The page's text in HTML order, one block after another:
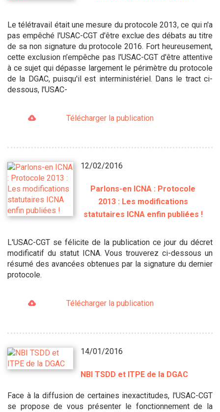
Le télétravail était une mesure du protocole 2013, ce qui n'a
pas empêché l'USAC-CGT d'être exclue des débats au titre
de sa non signature du protocole 2016. Fort heureusement,
cette exclusion n’empêche pas l'USAC-CGT d'être attentive
à ce sujet qui dépasse largement le périmètre du protocole
de la DGAC, puisqu'il est interministériel. Dans le tract ci-
dessous, l'USAC-
Télécharger la publication
12/02/2016
Parlons-en ICNA : Protocole
2013 : Les modifications
statutaires ICNA enfin publiées !
L'USAC-CGT se félicite de la publication ce jour du décret
modificatif du statut ICNA. Vous trouverez ci-dessous un
résumé des avancées obtenues par la signature du dernier
protocole.
Télécharger la publication
14/01/2016
NBI TSDD et ITPE de la DGAC
Face à la diffusion de certaines inexactitudes, l'USAC-CGT
se propose de vous présenter le fonctionnement de la